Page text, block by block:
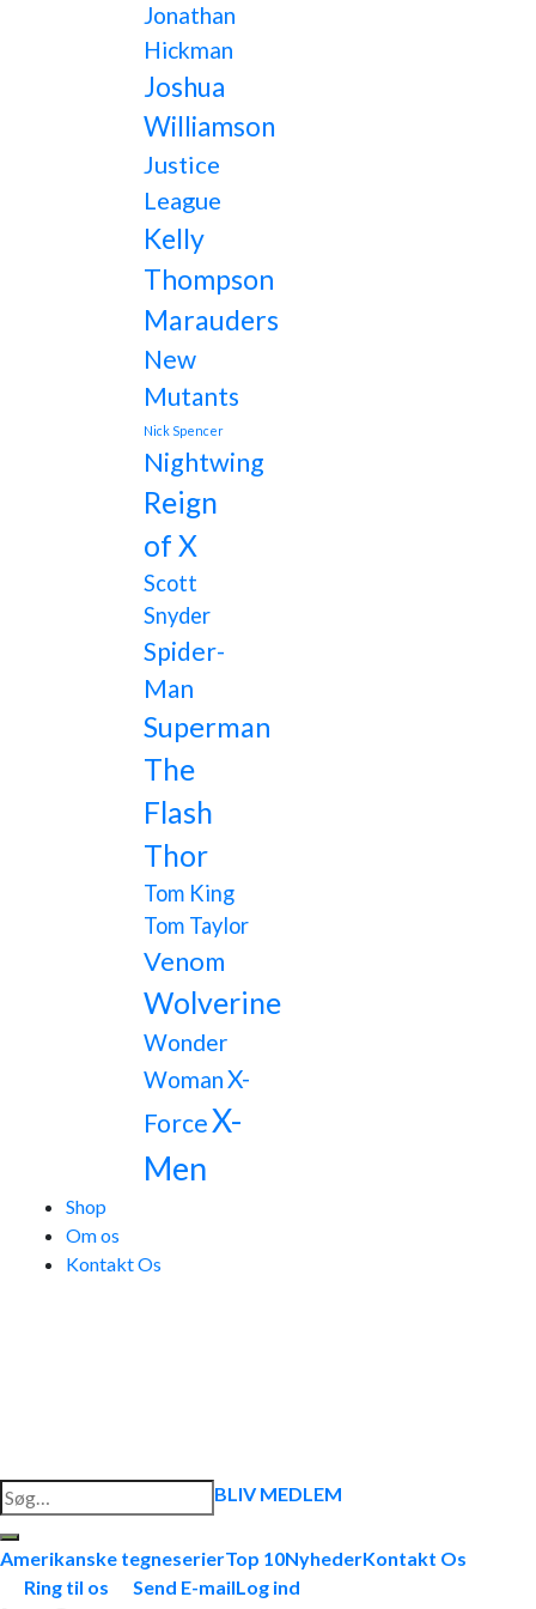
Jonathan
Hickman
Joshua
Williamson
Justice
League
Kelly
Thompson
Marauders
New
Mutants
Nick Spencer
Nightwing
Reign
of X
Scott
Snyder
Spider-
Man
Superman
The
Flash
Thor
Tom King
Tom Taylor
Venom
Wolverine
Wonder
WomanX-
ForceX-
Men
Shop
Om os
Kontakt Os
Søg
efter:
BLIV MEDLEM
Amerikanske tegneserierTop 10NyhederKontakt Os
Ring til os
Send E-mailLog ind